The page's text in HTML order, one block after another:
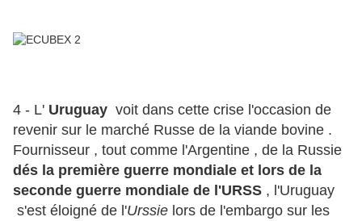
4 - L' Uruguay voit dans cette crise l'occasion de
revenir sur le marché Russe de la viande bovine .
Fournisseur , tout comme l'Argentine , de la Russie
dés la première guerre mondiale et lors de la
seconde guerre mondiale de l'URSS , l'Uruguay
s'est éloigné de l'Urssie lors de l'embargo sur les